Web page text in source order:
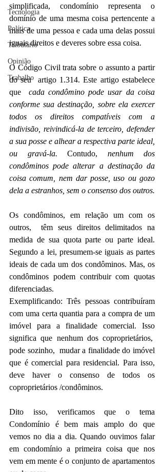
Tecnologia
Política
Tributário
Opinião
Trabalho
simplificada, condomínio representa o
domínio de uma mesma coisa pertencente a
mais de uma pessoa e cada uma delas possui
iguais direitos e deveres sobre essa coisa.
O Código Civil trata sobre o assunto a partir
do seu  artigo 1.314. Este artigo estabelece
que
cada condômino pode usar da coisa
conforme sua destinação, sobre ela exercer
todos os direitos compatíveis com a
indivisão, reivindicá-la de terceiro, defender
a sua posse e alhear a respectiva parte ideal,
ou gravá-la. Contudo, nenhum dos
condôminos pode alterar a destinação da
coisa comum, nem dar posse, uso ou gozo
dela a estranhos, sem o consenso dos outros.
Os condôminos, em relação um com os
outros,  têm seus direitos delimitados na
medida de sua quota parte ou parte ideal.
Segundo a lei, presumem-se iguais as partes
ideais de cada um dos condôminos. Mas, os
condôminos podem contribuir com quotas
diferenciadas.
Exemplificando: Três pessoas contribuíram
com uma certa quantia para a compra de um
imóvel para a finalidade comercial. Isso
significa que nenhum dos coproprietários,
pode sozinho,  mudar a finalidade do imóvel
que é comercial para residencial. Para isso,
deve haver o consenso de todos os
coproprietários /condôminos.
Dito isso, verificamos que o tema
Condomínio é bem mais amplo do que
vemos no dia a dia. Quando ouvimos falar
em condomínio a primeira coisa que nos
vem em mente é o conjunto de apartamentos